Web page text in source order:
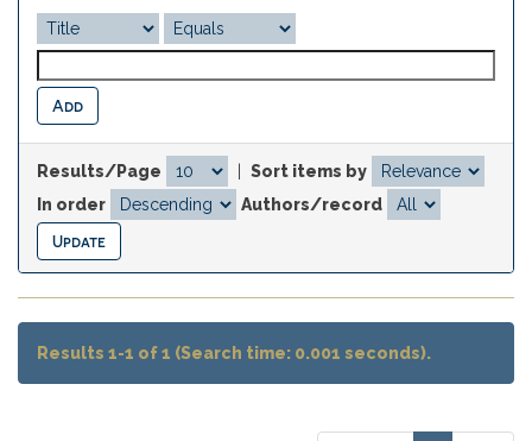
Results/Page
Sort items by
In order
Authors/record
Results 1-1 of 1 (Search time: 0.001 seconds).